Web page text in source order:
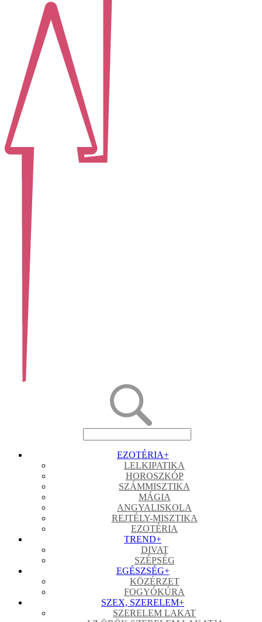
EZOTÉRIA+
LELKIPATIKA
HOROSZKÓP
SZÁMMISZTIKA
MÁGIA
ANGYALISKOLA
REJTÉLY-MISZTIKA
EZOTÉRIA
TREND+
DIVAT
SZÉPSÉG
EGÉSZSÉG+
KÖZÉRZET
FOGYÓKÚRA
SZEX, SZERELEM+
SZERELEM LAKAT